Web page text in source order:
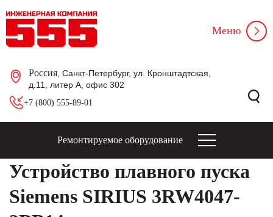
Россия , Санкт-Петербург, ул. Кронштадтская,
д.11, литер А, офис 302
+7 (800) 555-89-01
Меню
Ремонтируемое оборудование
Устройство плавного пуска
Siemens SIRIUS 3RW4047-